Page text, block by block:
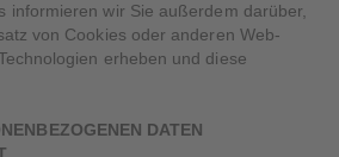
informieren wir Sie außerdem darüber,
von Cookies oder anderen Web-
erheben und diese
DATEN